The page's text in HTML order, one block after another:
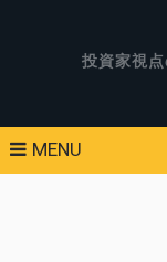
投資家視
MENU